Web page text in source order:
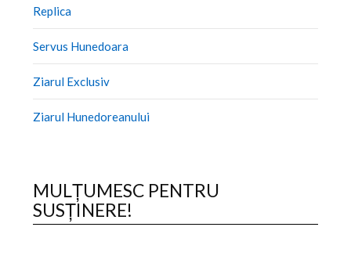
Replica
Servus Hunedoara
Ziarul Exclusiv
Ziarul Hunedoreanului
MULȚUMESC PENTRU
SUSȚINERE!